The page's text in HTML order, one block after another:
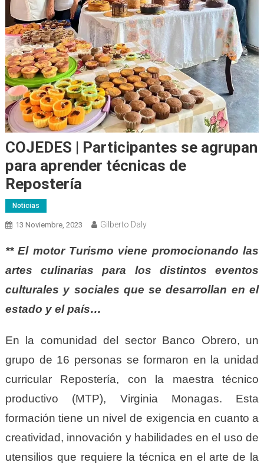
COJEDES | Participantes se agrupan
para aprender técnicas de
Repostería
Noticias
13 Noviembre, 2023 Gilberto Daly
** El motor Turismo viene promocionando las
artes culinarias para los distintos eventos
culturales y sociales que se desarrollan en el
estado y el país…
En la comunidad del sector Banco Obrero, un
grupo de 16 personas se formaron en la unidad
curricular Repostería, con la maestra técnico
productivo (MTP), Virginia Monagas. Esta
formación tiene un nivel de exigencia en cuanto a
creatividad, innovación y habilidades en el uso de
utensilios que requiere la técnica en el arte de la